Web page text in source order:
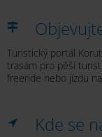
Turistický portál
trasám pro pěší
freeride nebo jízdu
Kde se